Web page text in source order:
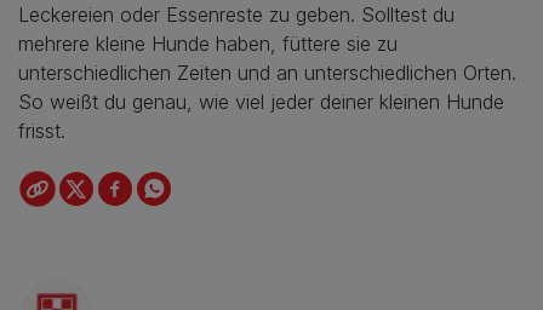
Leckereien oder Essenreste zu geben. Solltest du
mehrere kleine Hunde haben, füttere sie zu
unterschiedlichen Zeiten und an unterschiedlichen Orten.
So weißt du genau, wie viel jeder deiner kleinen Hunde
frisst.